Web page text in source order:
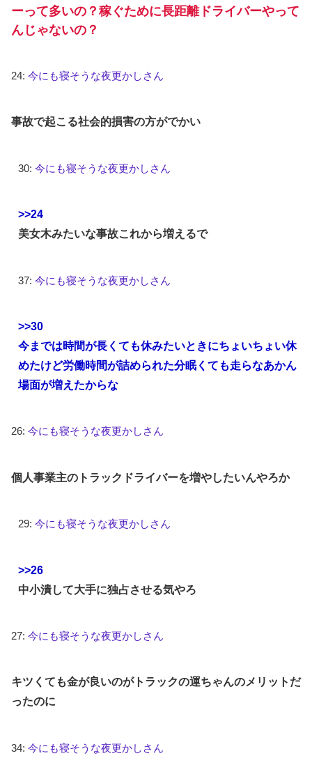
ーって多いの？稼ぐために長距離ドライバーやって
んじゃないの？
24: 今にも寝そうな夜更かしさん
事故で起こる社会的損害の方がでかい
30: 今にも寝そうな夜更かしさん
>>24
美女木みたいな事故これから増えるで
37: 今にも寝そうな夜更かしさん
>>30
今までは時間が長くても休みたいときにちょいちょい休
めたけど労働時間が詰められた分眠くても走らなあかん
場面が増えたからな
26: 今にも寝そうな夜更かしさん
個人事業主のトラックドライバーを増やしたいんやろか
29: 今にも寝そうな夜更かしさん
>>26
中小潰して大手に独占させる気やろ
27: 今にも寝そうな夜更かしさん
キツくても金が良いのがトラックの運ちゃんのメリットだ
ったのに
34: 今にも寝そうな夜更かしさん